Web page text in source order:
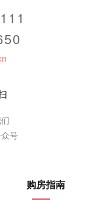
号
购房指南